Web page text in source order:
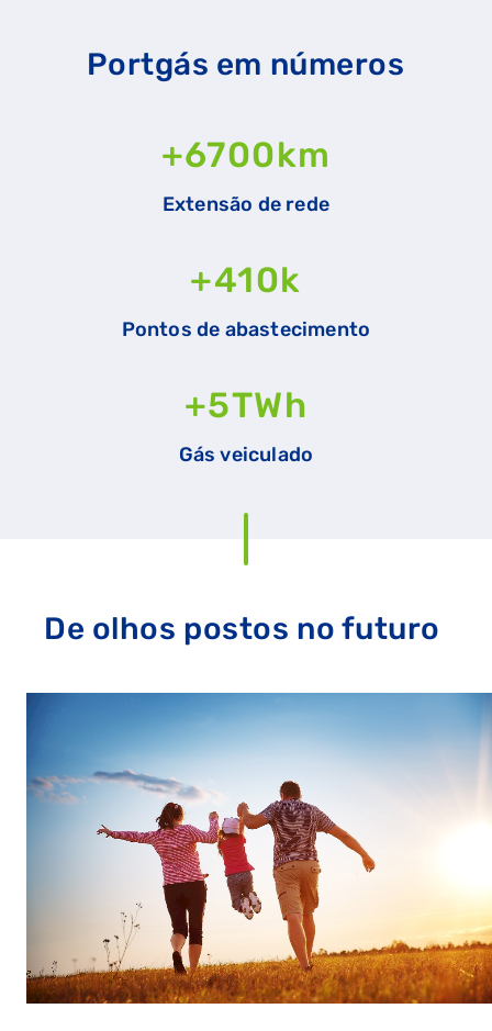
Portgás em números
+6700km
Extensão de rede
+410k
Pontos de abastecimento
+5TWh
Gás veiculado
De olhos postos no futuro